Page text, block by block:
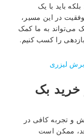
باید با یک
در این مسیر،
می‌تواند به ما کمک
را کسب کنیم.
بک
و تجربه کافی در
ممکن است